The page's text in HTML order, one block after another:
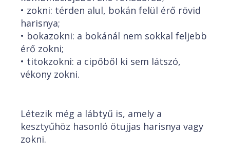
• zokni: térden alul, bokán felül érő rövid
harisnya;
• bokazokni: a bokánál nem sokkal feljebb
érő zokni;
• titokzokni: a cipőből ki sem látszó,
vékony zokni.
Létezik még a lábtyű is, amely a
kesztyűhöz hasonló ötujjas harisnya vagy
zokni.